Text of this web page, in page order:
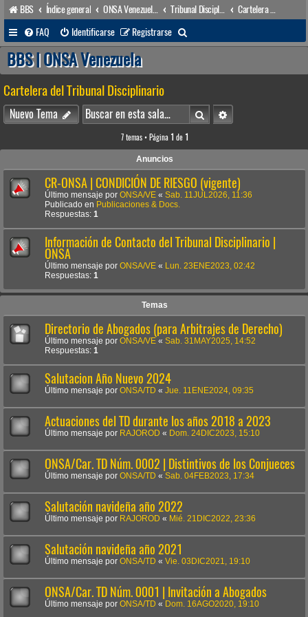
BBS Índice general Tribunal Disciplinario (órgano disciplinario)
FAQ
Identificarse Registrarse
u
a
r
BBS | ONSA Venezuela
Cartelera del Tribunal Disciplinario
Nuevo Tema BuscarBúsqueda avanzada
7 temas • Página 1 de 1
Anuncios
CR-ONSA | CONDICIÓN DE RIESGO (vigente)
Último mensaje por ONSA/VE « Sab. 11JUL2026, 11:36
Publicado en Publicaciones & Docs.
Respuestas: 1
Información de Contacto del Tribunal Disciplinario |
ONSA
Último mensaje por ONSA/VE «
Lun. 23ENE2023, 02:42
Respuestas: 1
Temas
Directorio de Abogados (para Arbitrajes de Derecho)
Último mensaje por ONSA/VE « Sab. 31MAY2025, 14:52
Respuestas: 1
Salutacion Año Nuevo 2024
Último mensaje por ONSA/TD « Jue. 11ENE2024, 09:35
Actuaciones del TD durante los años 2018 a 2023
Último mensaje por RAJOROD « Dom. 24DIC2023, 15:10
ONSA/Car. TD Núm. 0002 | Distintivos de los Conjueces
Último mensaje por ONSA/TD « Sab. 04FEB2023, 17:34
Salutación navideña año 2022
Último mensaje por RAJOROD « Mié. 21DIC2022, 23:36
Salutación navideña año 2021
Último mensaje por ONSA/TD « Vie. 03DIC2021, 19:10
ONSA/Car. TD Núm. 0001 | Invitación a Abogados
Último mensaje por ONSA/TD « Dom. 16AGO2020, 19:10